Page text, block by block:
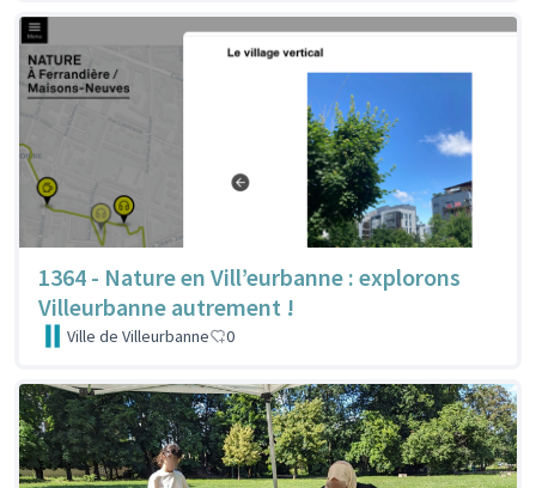
1364 - Nature en Vill’eurbanne : explorons
Villeurbanne autrement !
Ville de Villeurbanne 0